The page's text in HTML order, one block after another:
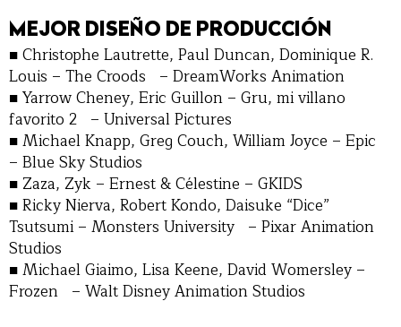
MEJOR DISEÑO DE PRODUCCIÓN
■ Christophe Lautrette, Paul Duncan, Dominique R.
Louis – The Croods – DreamWorks Animation
■ Yarrow Cheney, Eric Guillon – Gru, mi villano
favorito 2 – Universal Pictures
■ Michael Knapp, Greg Couch, William Joyce – Epic
– Blue Sky Studios
■ Zaza, Zyk – Ernest & Célestine – GKIDS
■ Ricky Nierva, Robert Kondo, Daisuke “Dice”
Tsutsumi – Monsters University – Pixar Animation
Studios
■ Michael Giaimo, Lisa Keene, David Womersley –
Frozen – Walt Disney Animation Studios